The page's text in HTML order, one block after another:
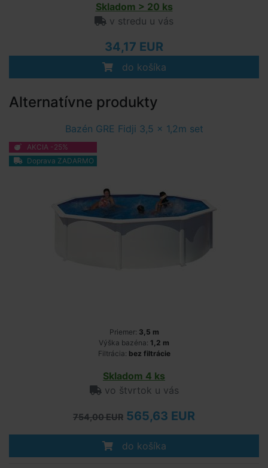
Skladom > 20 ks
v stredu u vás
34,17 EUR
do košíka
Alternatívne produkty
Bazén GRE Fidji 3,5 x 1,2m set
AKCIA -25%
Doprava ZADARMO
Priemer: 3,5 m
Výška bazéna: 1,2 m
Filtrácia: bez filtrácie
Skladom 4 ks
vo štvrtok u vás
754,00 EUR 565,63 EUR
do košíka